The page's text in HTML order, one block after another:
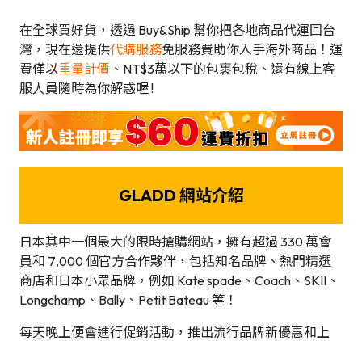
在全球買好貨，透過 Buy&Ship 幫你把各地商品代運回台
灣，現在還提供代購服務免服務費助你入手海外商品！運
費僅以重量計價 、NT$3萬以下的包裹包稅、還有線上客
服人員隨時為你解惑喔 !
GLADD 網站介紹
日本其中一個最大的限時搶購網站，擁有超過 330 萬會
員和 7,000 個官方合作夥伴，包括知名品牌、熱門精選
商店和日本小眾品牌，例如 Kate spade、Coach、SKII、
Longchamp、Bally、Petit Bateau 等！
每天晚上便會進行促銷活動，推出流行品牌新優惠和上